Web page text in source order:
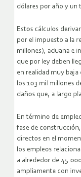
dólares por año y un
Estos cálculos
por el impuesto a la
millones), aduana e
que por ley deben
en realidad muy baja
los 103 mil millones
daños que, a largo
En término de
fase de
directos en el
los empleos
a alrededor de
ampliamente con